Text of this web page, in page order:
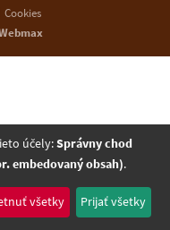
Cookies
účely:Správny chod
embedovaný obsah).
všetky Prijať všetky